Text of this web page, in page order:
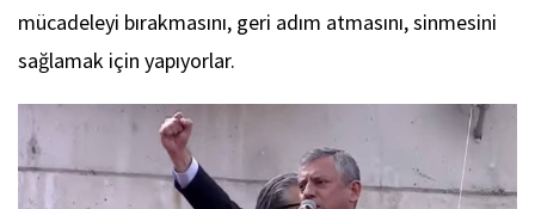
mücadeleyi bırakmasını, geri adım atmasını, sinmesini
sağlamak için yapıyorlar.